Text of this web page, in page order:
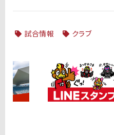
試合情報 クラブ